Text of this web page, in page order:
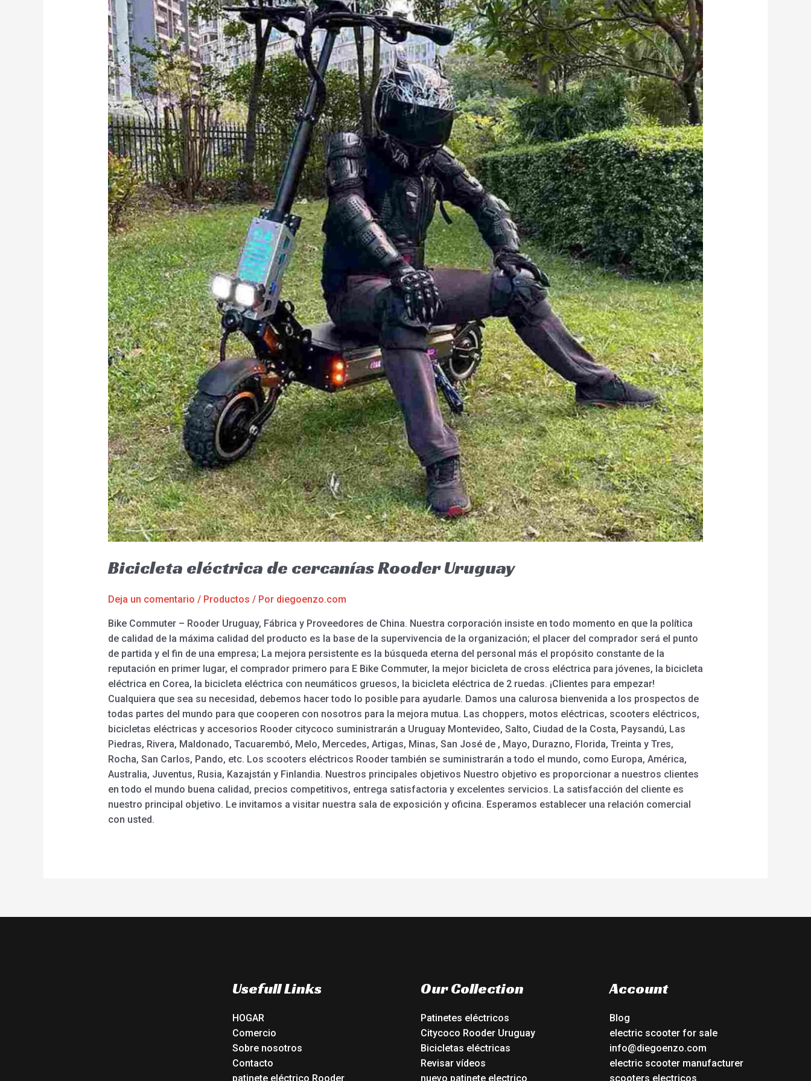
Bicicleta eléctrica de cercanías Rooder Uruguay
Deja un comentario / Productos / Por diegoenzo.com
Bike Commuter – Rooder Uruguay, Fábrica y Proveedores de China. Nuestra corporación insiste en todo momento en que la política
de calidad de la máxima calidad del producto es la base de la supervivencia de la organización; el placer del comprador será el punto
de partida y el fin de una empresa; La mejora persistente es la búsqueda eterna del personal más el propósito constante de la
reputación en primer lugar, el comprador primero para E Bike Commuter, la mejor bicicleta de cross eléctrica para jóvenes, la bicicleta
eléctrica en Corea, la bicicleta eléctrica con neumáticos gruesos, la bicicleta eléctrica de 2 ruedas. ¡Clientes para empezar!
Cualquiera que sea su necesidad, debemos hacer todo lo posible para ayudarle. Damos una calurosa bienvenida a los prospectos de
todas partes del mundo para que cooperen con nosotros para la mejora mutua. Las choppers, motos eléctricas, scooters eléctricos,
bicicletas eléctricas y accesorios Rooder citycoco suministrarán a Uruguay Montevideo, Salto, Ciudad de la Costa, Paysandú, Las
Piedras, Rivera, Maldonado, Tacuarembó, Melo, Mercedes, Artigas, Minas, San José de , Mayo, Durazno, Florida, Treinta y Tres,
Rocha, San Carlos, Pando, etc. Los scooters eléctricos Rooder también se suministrarán a todo el mundo, como Europa, América,
Australia, Juventus, Rusia, Kazajstán y Finlandia. Nuestros principales objetivos Nuestro objetivo es proporcionar a nuestros clientes
en todo el mundo buena calidad, precios competitivos, entrega satisfactoria y excelentes servicios. La satisfacción del cliente es
nuestro principal objetivo. Le invitamos a visitar nuestra sala de exposición y oficina. Esperamos establecer una relación comercial
con usted.
Usefull Links
HOGAR
Comercio
Sobre nosotros
Contacto
patinete eléctrico Rooder
Our Collection
Patinetes eléctricos
Citycoco Rooder Uruguay
Bicicletas eléctricas
Revisar vídeos
nuevo patinete electrico
Account
Blog
electric scooter for sale
info@diegoenzo.com
electric scooter manufacturer
scooters electricos